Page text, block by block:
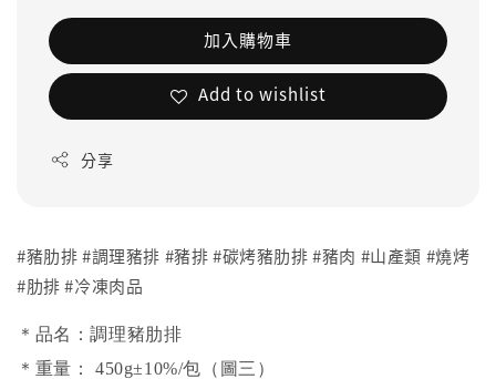
加入購物車
Add to wishlist
分享
#豬肋排 #調理豬排 #豬排 #碳烤豬肋排 #豬肉 #山產類 #燒烤
#肋排 #冷凍肉品
＊品名：調理豬肋排
＊重量： 450g±10%/包（圖三）